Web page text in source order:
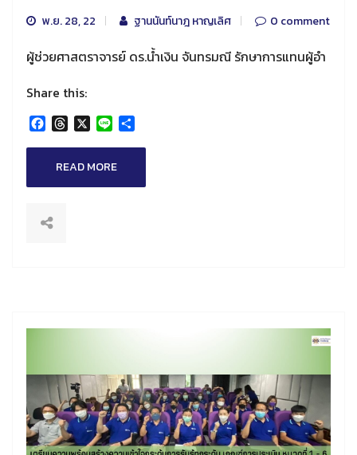
พ.ย. 28, 22 ฐานนันท์นาฎ หาญเลิศ 0 comment
ผู้ช่วยศาสตราจารย์ ดร.น้ำเงิน จันทรมณี รักษาการแทนผู้อำ
Share this:
Facebook
Threads
X Line
READ MORE